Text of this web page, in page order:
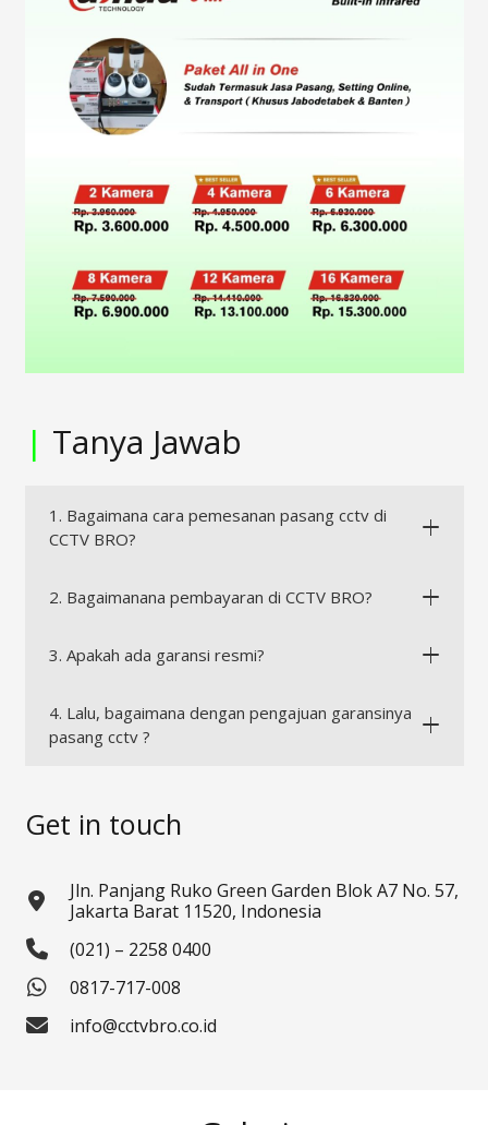
| Tanya Jawab
1. Bagaimana cara pemesanan pasang cctv di
CCTV BRO?
2. Bagaimanana pembayaran di CCTV BRO?
3. Apakah ada garansi resmi?
4. Lalu, bagaimana dengan pengajuan garansinya
pasang cctv ?
Get in touch
Jln. Panjang Ruko Green Garden Blok A7 No. 57,
Jakarta Barat 11520, Indonesia
(021) – 2258 0400
0817-717-008
info@cctvbro.co.id